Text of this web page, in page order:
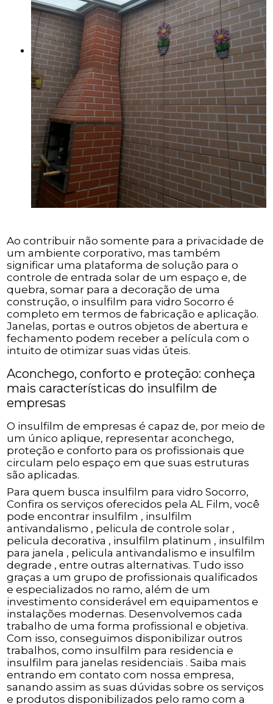
Ao contribuir não somente para a privacidade de
um ambiente corporativo, mas também
significar uma plataforma de solução para o
controle de entrada solar de um espaço e, de
quebra, somar para a decoração de uma
construção, o insulfilm para vidro Socorro é
completo em termos de fabricação e aplicação.
Janelas, portas e outros objetos de abertura e
fechamento podem receber a película com o
intuito de otimizar suas vidas úteis.
Aconchego, conforto e proteção: conheça
mais características do insulfilm de
empresas
O insulfilm de empresas é capaz de, por meio de
um único aplique, representar aconchego,
proteção e conforto para os profissionais que
circulam pelo espaço em que suas estruturas
são aplicadas.
Para quem busca insulfilm para vidro Socorro,
Confira os serviços oferecidos pela AL Film, você
pode encontrar insulfilm , insulfilm
antivandalismo , pelicula de controle solar ,
pelicula decorativa , insulfilm platinum , insulfilm
para janela , pelicula antivandalismo e insulfilm
degrade , entre outras alternativas. Tudo isso
graças a um grupo de profissionais qualificados
e especializados no ramo, além de um
investimento considerável em equipamentos e
instalações modernas. Desenvolvemos cada
trabalho de uma forma profissional e objetiva.
Com isso, conseguimos disponibilizar outros
trabalhos, como insulfilm para residencia e
insulfilm para janelas residenciais . Saiba mais
entrando em contato com nossa empresa,
sanando assim as suas dúvidas sobre os serviços
e produtos disponibilizados pelo ramo com a